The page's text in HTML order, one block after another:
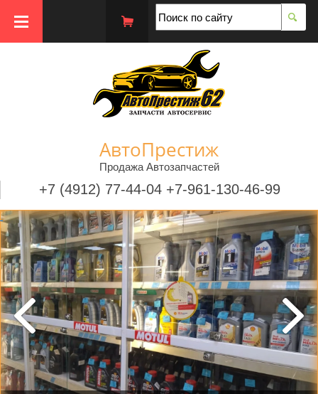
АвтоПрестиж
Продажа Автозапчастей
+7 (4912) 77-44-04 +7-961-130-46-99